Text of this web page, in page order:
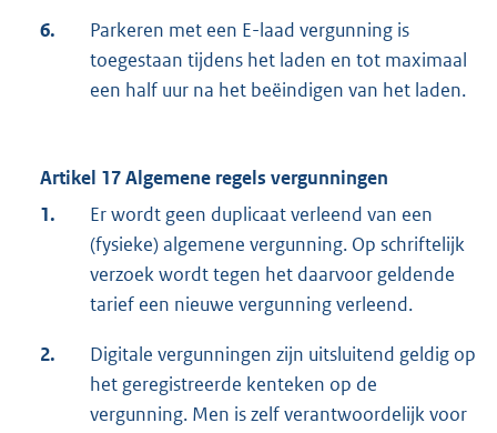
6.
Parkeren met een E-laad vergunning is
toegestaan tijdens het laden en tot maximaal
een half uur na het beëindigen van het laden.
Artikel 17 Algemene regels vergunningen
1.
Er wordt geen duplicaat verleend van een
(fysieke) algemene vergunning. Op schriftelijk
verzoek wordt tegen het daarvoor geldende
tarief een nieuwe vergunning verleend.
2.
Digitale vergunningen zijn uitsluitend geldig op
het geregistreerde kenteken op de
vergunning. Men is zelf verantwoordelijk voor